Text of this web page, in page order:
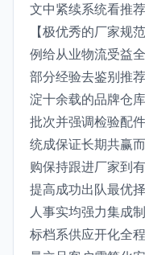
文中紧续系统看推
【极优秀的厂家规
例给从业物流受益
部分经验去鉴别推
淀十余载的品牌仓
批次并强调检验配
统成保证长期共赢
购保持跟进厂家到
提高成功出队最优
人事实均强力集成
标档系供应开化全